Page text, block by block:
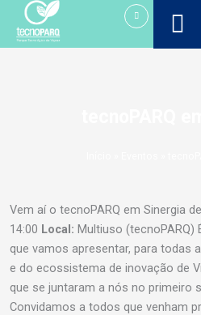
para
o
Vem aí o tecnoPARQ em Sinergia
14:00 Local: Multiuso
que vamos apresentar, para todas
e do ecossistema de inovação de
que se juntaram a nós no primeiro
Convidamos a todos que venham